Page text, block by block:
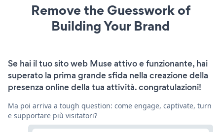
Remove the Guesswork of
Building Your Brand
Se hai il tuo sito web Muse attivo e funzionante, hai
superato la prima grande sfida nella creazione della
presenza online della tua attività. congratulazioni!
Ma poi arriva a tough question: come engage, captivate, turn
e supportare più visitatori?